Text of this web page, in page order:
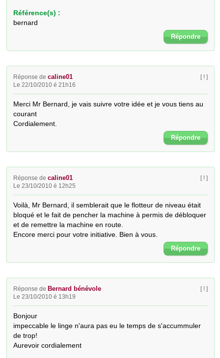
Référence(s) :
bernard
Répondre
Réponse decaline01
Le 22/10/2010 é 21h16
[ ! ]
Merci Mr Bernard, je vais suivre votre idée et je vous tiens au
courant
Cordialement.
Répondre
Réponse decaline01
Le 23/10/2010 é 12h25
[ ! ]
Voilà, Mr Bernard, il semblerait que le flotteur de niveau était
bloqué et le fait de pencher la machine à permis de débloquer
et de remettre la machine en route.
Encore merci pour votre initiative. Bien à vous.
Répondre
Réponse de Bernard bénévole
Le 23/10/2010 é 13h19
[ ! ]
Bonjour
impeccable le linge n'aura pas eu le temps de s'accummuler
de trop!
Aurevoir cordialement